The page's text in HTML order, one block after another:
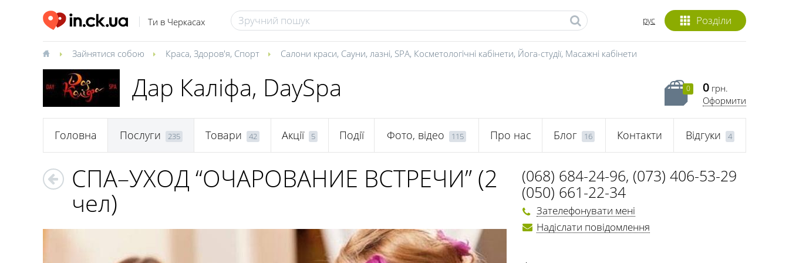
Ти в Черкасах Розділи
рус
Зайнятися собою Краса, Здоров'я, Спорт Салони краси, Сауни, лазні, SPA, Косметологічні кабінети, Йога-студії, Масажні кабінети
Дар Каліфа, DaySpa 0 0 грн.
Оформити
Головна Послуги 235 Товари 42 Акції 5 Події Фото, відео 115 Про нас Блог 16 Контакти Відгуки 4
СПА–УХОД “ОЧАРОВАНИЕ ВСТРЕЧИ” (2
чел)
(068) 684-24-96, (073) 406-53-29
(050) 661-22-34
Зателефонувати мені
Надіслати повідомлення